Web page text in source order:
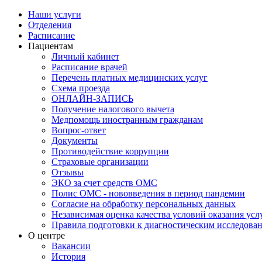
Наши услуги
Отделения
Расписание
Пациентам
Личный кабинет
Расписание врачей
Перечень платных медицинских услуг
Схема проезда
ОНЛАЙН-ЗАПИСЬ
Получение налогового вычета
Медпомощь иностранным гражданам
Вопрос-ответ
Документы
Противодействие коррупции
Страховые организации
Отзывы
ЭКО за счет средств ОМС
Полис ОМС - нововведения в период пандемии
Согласие на обработку персональных данных
Независимая оценка качества условий оказания
Правила подготовки к диагностическим
О центре
Вакансии
История